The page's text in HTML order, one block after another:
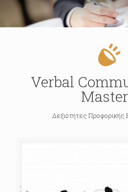
Verbal
Δεξιότητες Προφορικής